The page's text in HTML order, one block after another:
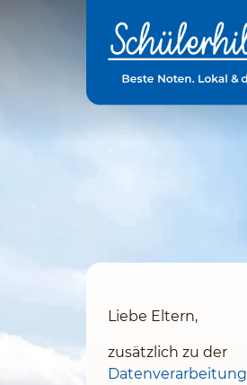
Liebe Eltern,
zusätzlich zu der
Datenverarbeitung